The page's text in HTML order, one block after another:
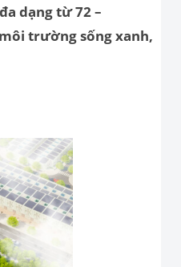
dạng từ 72 –
trường sống xanh,